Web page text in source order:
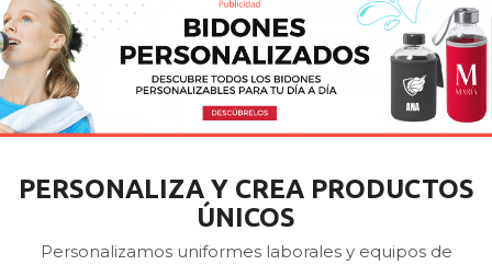
PERSONALIZA Y CREA PRODUCTOS
ÚNICOS
Personalizamos uniformes laborales y equipos de